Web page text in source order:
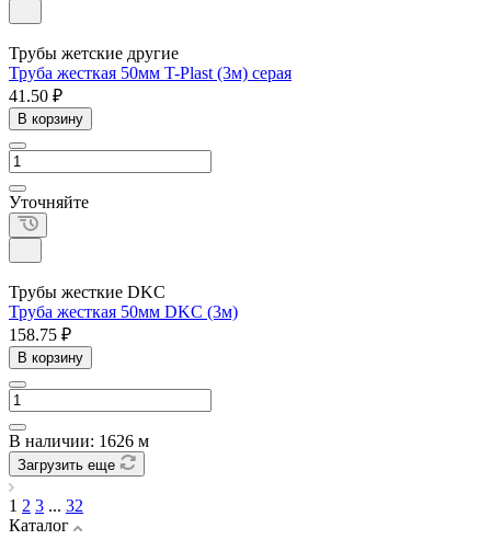
Трубы жетские другие
Труба жесткая 50мм T-Plast (3м) серая
41.50 ₽
В корзину
Уточняйте
Трубы жесткие DKC
Труба жесткая 50мм DKC (3м)
158.75 ₽
В корзину
В наличии: 1626 м
Загрузить еще
1 2 3 ... 32
Каталог